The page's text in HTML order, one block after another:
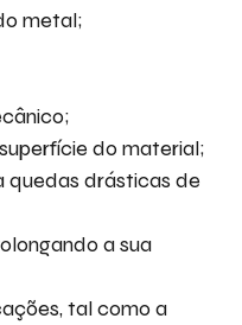
metal;
do material;
quedas drásticas de
a sua
tal como a